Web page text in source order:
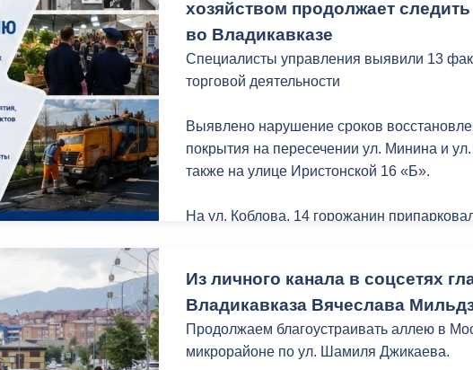
Спасибо за обратную связь!
Именно такие обращения помогают
хозяйством продолжает
во Владикавказе
Специалисты управления выявили 13
торговой деятельности
Выявлено нарушение сроков
покрытия на пересечении ул. Минина и
также на улице Иристонской 16 «Б».
На ул. Коблова, 14 горожанин
Продолжаются плановые объезды
Основная цель – выявление фактов
состояния.
Из личного канала в соцсетях
Владикавказа Вячеслава
Продолжаем благоустраивать аллею в
микрорайоне по ул. Шамиля Джикаева.